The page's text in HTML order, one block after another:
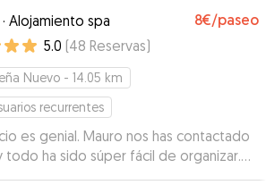
viéramos que estaba bien y
más tranquilos. Su perrito Atom se
con Nala, algo que nos preocupaba
perrita es muy nerviosa y hay otros
tanta energía no aguantan. Pero
todo amor y ternura !!!! Su tiempo de
es muy corto, osea que cualquier
hayamos tenido que hablar ha sido sin
y muy rápido! Sin duda, cada vez que
· Alojamiento spa 8€/paseo
5.0 (48 Reservas)
Nuevo - 14.05 km
recurrentes
es genial. Mauro nos has contactado
todo ha sido súper fácil de organizar.
sido increíble con Sebastián y